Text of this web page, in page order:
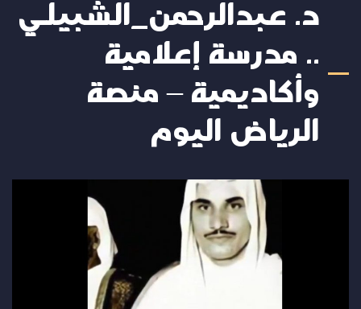
د. عبدالرحمن_الشبيلي
.. مدرسة إعلامية
وأكاديمية – منصة
الرياض اليوم